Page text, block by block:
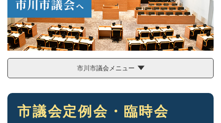
市川市議会メニュー
本
市議会定例会・臨時会